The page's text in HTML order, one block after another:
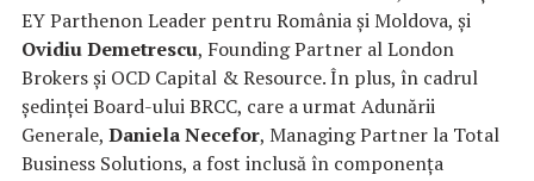
EY Parthenon Leader pentru România și Moldova, și
Ovidiu Demetrescu, Founding Partner al London
Brokers și OCD Capital & Resource. În plus, în cadrul
ședinței Board-ului BRCC, care a urmat Adunării
Generale, Daniela Necefor, Managing Partner la Total
Business Solutions, a fost inclusă în componența